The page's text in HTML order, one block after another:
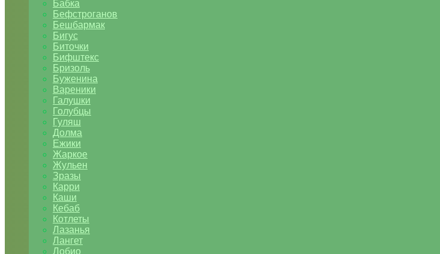
Бабка
Бефстроганов
Бешбармак
Бигус
Биточки
Бифштекс
Бризоль
Буженина
Вареники
Галушки
Голубцы
Гуляш
Долма
Ежики
Жаркое
Жульен
Зразы
Карри
Каши
Кебаб
Котлеты
Лазанья
Лангет
Лобио